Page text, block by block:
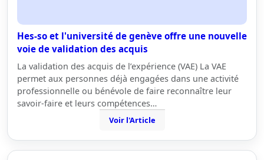
Hes-so et l'université de genève offre une nouvelle
voie de validation des acquis
La validation des acquis de l’expérience (VAE) La VAE
permet aux personnes déjà engagées dans une activité
professionnelle ou bénévole de faire reconnaître leur
savoir-faire et leurs compétences…
Voir l'Article